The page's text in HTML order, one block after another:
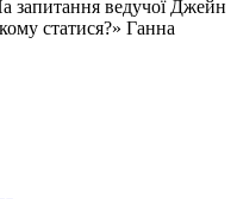
запитання ведучої Джейн
статися?» Ганна